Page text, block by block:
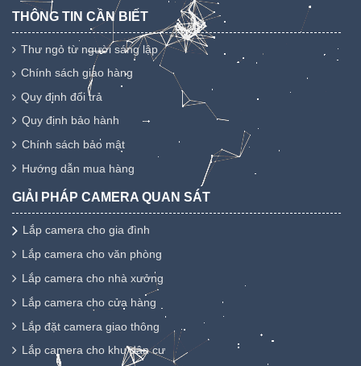
THÔNG TIN CẦN BIẾT
Thư ngỏ từ người sáng lập
Chính sách giao hàng
Quy định đổi trả
Quy định bảo hành
Chính sách bảo mật
Hướng dẫn mua hàng
GIẢI PHÁP CAMERA QUAN SÁT
Lắp camera cho gia đình
Lắp camera cho văn phòng
Lắp camera cho nhà xưởng
Lắp camera cho cửa hàng
Lắp đặt camera giao thông
Lắp camera cho khu dân cư